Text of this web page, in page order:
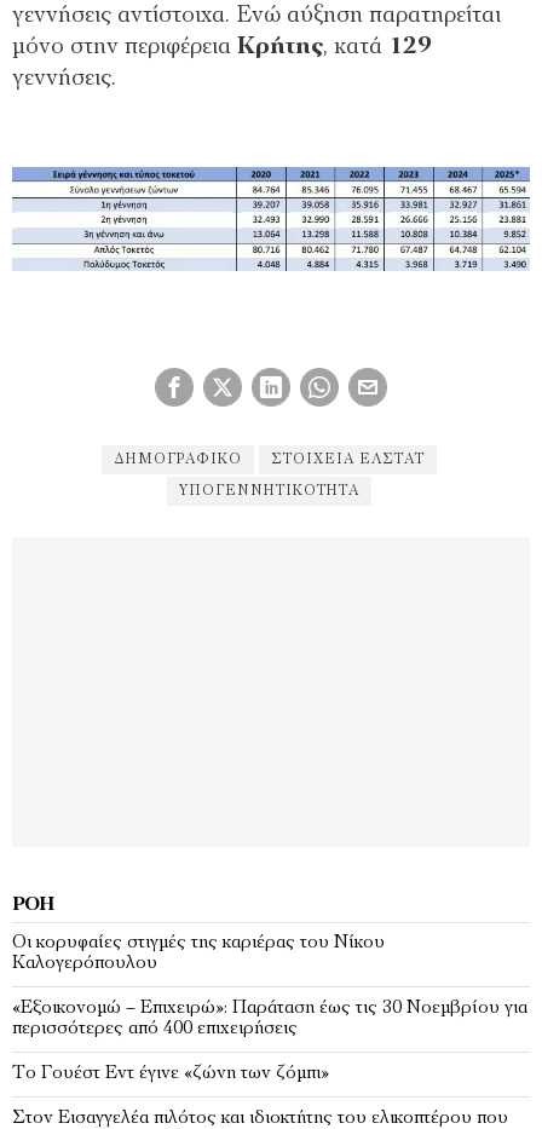
γεννήσεις αντίστοιχα. Ενώ αύξηση παρατηρείται
μόνο στην περιφέρεια Κρήτης, κατά 129
γεννήσεις.
ΔΗΜΟΓΡΑΦΙΚΌ ΣΤΟΙΧΕΙΑ ΕΛΣΤΑΤ
ΥΠΟΓΕΝΝΗΤΙΚΌΤΗΤΑ
ΡΟΉ
Οι κορυφαίες στιγμές της καριέρας του Νίκου
Καλογερόπουλου
«Εξοικονομώ – Επιχειρώ»: Παράταση έως τις 30 Νοεμβρίου για
περισσότερες από 400 επιχειρήσεις
Το Γουέστ Εντ έγινε «ζώνη των ζόμπι»
Στον Εισαγγελέα πιλότος και ιδιοκτήτης του ελικοπτέρου που